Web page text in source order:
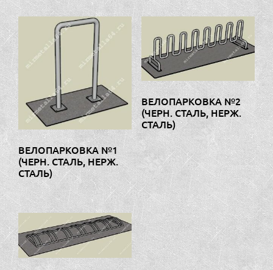
ВЕЛОПАРКОВКА №1
(ЧЕРН. СТАЛЬ, НЕРЖ.
СТАЛЬ)
ВЕЛОПАРКОВКА №2
(ЧЕРН. СТАЛЬ, НЕРЖ.
СТАЛЬ)